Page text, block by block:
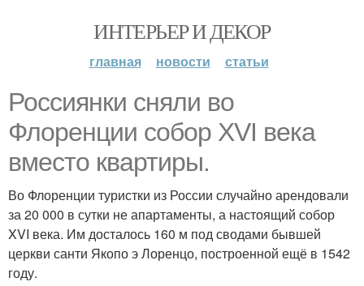
ИНТЕРЬЕР И ДЕКОР
главная новости статьи
Россиянки сняли во
Флоренции собор XVI века
вместо квартиры.
Во Флоренции туристки из России случайно арендовали
за 20 000 в сутки не апартаменты, а настоящий собор
XVI века. Им досталось 160 м под сводами бывшей
церкви санти Якопо э Лоренцо, построенной ещё в 1542
году.